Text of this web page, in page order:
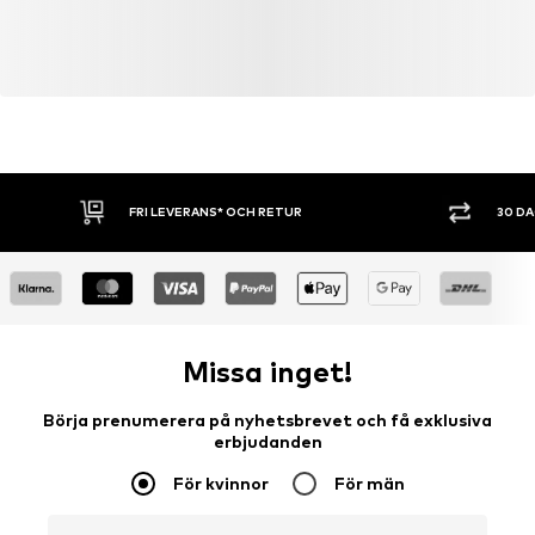
FRI LEVERANS* OCH RETUR 30
Missa inget!
Börja prenumerera på nyhetsbrevet och få exklusiva
erbjudanden
För kvinnor För män